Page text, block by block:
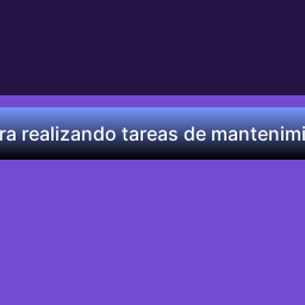
realizando tareas de